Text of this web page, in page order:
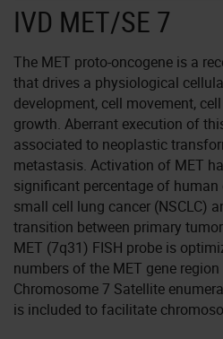
IVD MET/SE 7
The MET proto-oncogene is a
that drives a physiological
development, cell movement,
growth. Aberrant execution of
associated to neoplastic
metastasis. Activation of MET
significant percentage of
small cell lung cancer (NSCLC)
transition between primary
MET (7q31) FISH probe is
numbers of the MET gene
Chromosome 7 Satellite
is included to facilitate